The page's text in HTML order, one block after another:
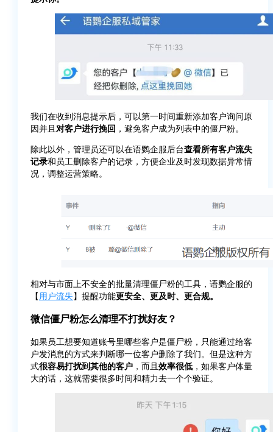
我们在收到消息提示后，可以第一时间重新添加客户询问原
因并且对客户进行挽回 ，避免客户成为列表中的僵尸粉。
除此以外，管理员还可以在语鹦企服后台查看所有客户流失
记录和员工删除客户的记录，方便企业及时发现数据异常情
况，调整运营策略。
相对与市面上不安全的批量清理僵尸粉的工具，语鹦企服的
【用户流失】提醒功能更安全、更及时、更合规。
微信僵尸粉怎么清理不打扰好友？
如果员工想要知道账号里哪些客户是僵尸粉，只能通过给客
户发消息的方式来判断哪一位客户删除了我们。但是这种方
式很容易打扰到其他的客户 ，而且效率很低 ，如果客户体量
大的话，这就需要很多时间和精力去一个个验证。